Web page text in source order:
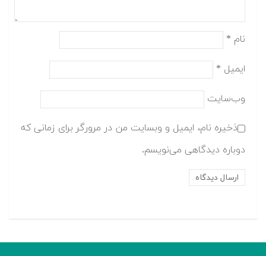
نام *
ایمیل *
وب‌سایت
ذخیره نام، ایمیل و وبسایت من در مرورگر برای زمانی که
دوباره دیدگاهی می‌نویسم.